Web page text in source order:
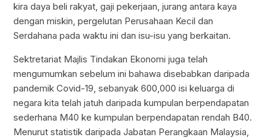
kira daya beli rakyat, gaji pekerjaan, jurang antara kaya
dengan miskin, pergelutan Perusahaan Kecil dan
Serdahana pada waktu ini dan isu-isu yang berkaitan.
Sektretariat Majlis Tindakan Ekonomi juga telah
mengumumkan sebelum ini bahawa disebabkan daripada
pandemik Covid-19, sebanyak 600,000 isi keluarga di
negara kita telah jatuh daripada kumpulan berpendapatan
sederhana M40 ke kumpulan berpendapatan rendah B40.
Menurut statistik daripada Jabatan Perangkaan Malaysia,